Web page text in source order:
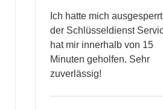
Ich hatte mich ausgesperrt
der Schlüsseldienst Service
hat mir innerhalb von 15
Minuten geholfen. Sehr
zuverlässig!